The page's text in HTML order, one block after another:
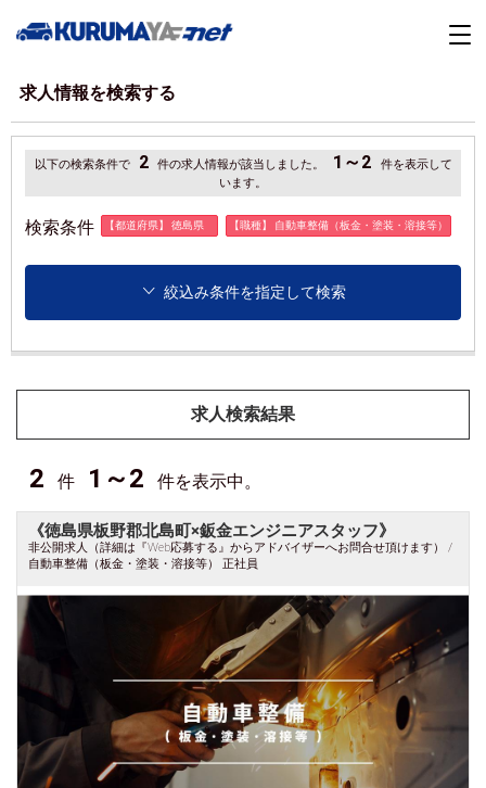
求人情報を検索する
以下の検索条件で 2 件の求人情報が該当しました。 1～2
件を表示して
います。
検索条件 【都道府県】 徳島県 【職種】 自動車整備（板金・塗装・溶接等）
絞込み条件を指定して検索
求人検索結果
2 件 1～2 件を表示中。
《徳島県板野郡北島町×鈑金エンジニアスタッフ》
非公開求人（詳細は『Web応募する』からアドバイザーへお問合せ頂けます） /
自動車整備（板金・塗装・溶接等） 正社員